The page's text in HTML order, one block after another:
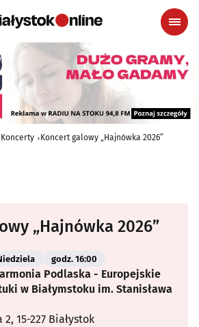
Koncerty Koncert galowy „Hajnówka 2026”
„Hajnówka 2026”
godz. 16:00
Podlaska - Europejskie
w Białymstoku im. Stanisława
15-227 Białystok